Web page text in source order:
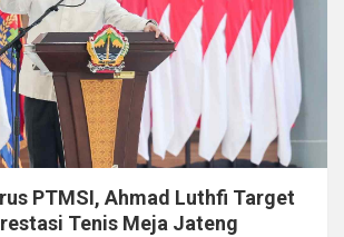
PTMSI, Ahmad Luthfi Target
Tenis Meja Jateng